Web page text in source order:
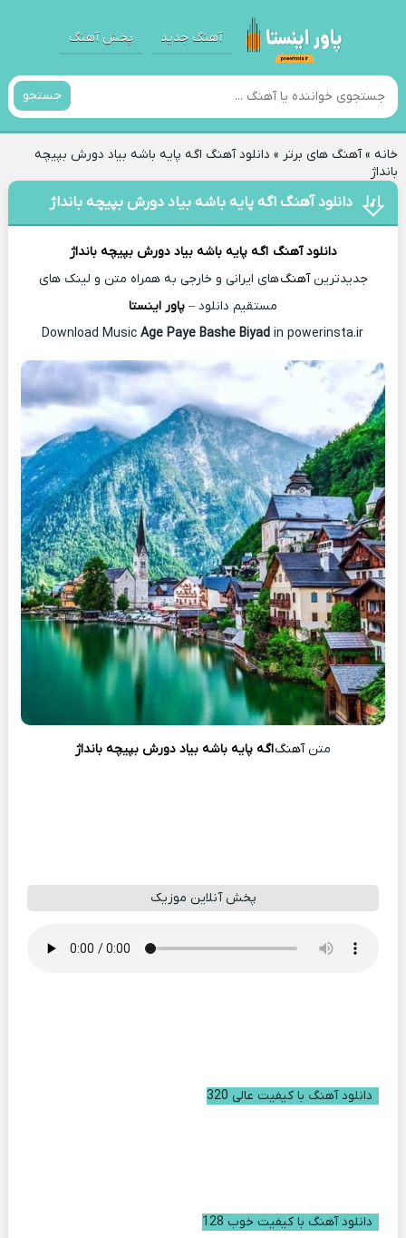
آهنگ جدید پخش آهنگ
جستجو
خانه»آهنگ های برتر » دانلود آهنگ اگه پایه باشه بیاد دورش بپیچه
بانداژ
دانلود آهنگ اگه پایه باشه بیاد دورش بپیچه بانداژ
دانلود آهنگ اگه پایه باشه بیاد دورش بپیچه بانداژ
جدیدترینآهنگهای ایرانی و خارجی به همراه متن و لینک های
مستقیم دانلود – پاور اینستا
Age Paye Bashe Biyad in powerinsta.ir
متنآهنگاگه پایه باشه بیاد دورش بپیچه بانداژ
پخش آنلاین موزیک
دانلود آهنگ با کیفیت عالی 320
دانلود آهنگ با کیفیت خوب 128